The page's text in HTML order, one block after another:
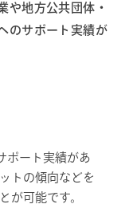
や地方公共団体・
のサポート実績が
ポート実績があ
トの傾向などを
が可能です。